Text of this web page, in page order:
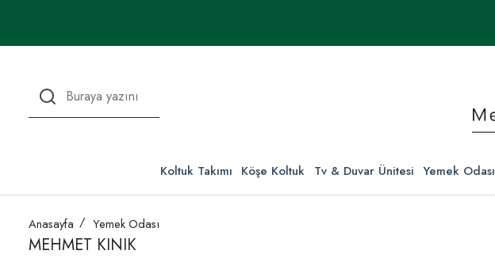
Koltuk Takımı Köşe Koltuk Tv & Duvar Ünitesi Yemek Odası
Anasayfa Yemek Odası
MEHMET KINIK